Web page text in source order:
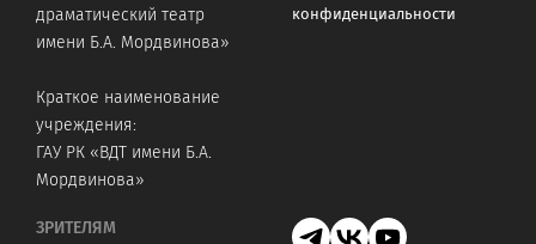
драматический театр
имени Б.А. Мордвинова»
Краткое наименование
учреждения:
ГАУ РК «ВДТ имени Б.А.
Мордвинова»
конфиденциальности
ЗРИТЕЛЯМ